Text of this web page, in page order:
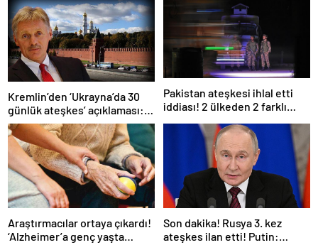
Kremlin’den ‘Ukrayna’da 30
günlük ateşkes’ açıklaması:
Bunu iyice düşünmeliyiz
Pakistan ateşkesi ihlal etti
iddiası! 2 ülkeden 2 farklı
Araştırmacılar ortaya çıkardı!
‘Alzheimer’a genç yaşta
Son dakika! Rusya 3. kez
ateşkes ilan etti! Putin: